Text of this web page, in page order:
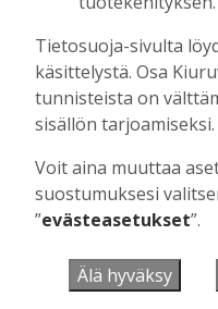
Aku Laatikainen
Kiuruveden
joukkueella
Tilaajille
Aku Laatikainen
Tietosuoja-sivulta
käsittelystä. Osa
tunnisteista on
sisällön tarjoamiseksi.
Voit aina muuttaa
suostumuksesi
”evästeasetukset”.
Älä hyväksy